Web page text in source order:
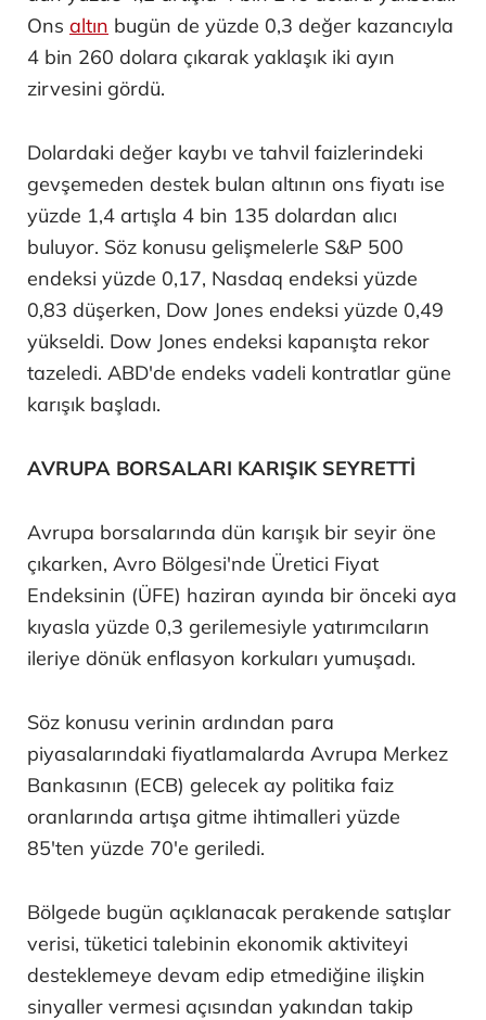
Ons altın bugün de yüzde 0,3 değer kazancıyla
4 bin 260 dolara çıkarak yaklaşık iki ayın
zirvesini gördü.
Dolardaki değer kaybı ve tahvil faizlerindeki
gevşemeden destek bulan altının ons fiyatı ise
yüzde 1,4 artışla 4 bin 135 dolardan alıcı
buluyor. Söz konusu gelişmelerle S&P 500
endeksi yüzde 0,17, Nasdaq endeksi yüzde
0,83 düşerken, Dow Jones endeksi yüzde 0,49
yükseldi. Dow Jones endeksi kapanışta rekor
tazeledi. ABD'de endeks vadeli kontratlar güne
karışık başladı.
AVRUPA BORSALARI KARIŞIK SEYRETTİ
Avrupa borsalarında dün karışık bir seyir öne
çıkarken, Avro Bölgesi'nde Üretici Fiyat
Endeksinin (ÜFE) haziran ayında bir önceki aya
kıyasla yüzde 0,3 gerilemesiyle yatırımcıların
ileriye dönük enflasyon korkuları yumuşadı.
Söz konusu verinin ardından para
piyasalarındaki fiyatlamalarda Avrupa Merkez
Bankasının (ECB) gelecek ay politika faiz
oranlarında artışa gitme ihtimalleri yüzde
85'ten yüzde 70'e geriledi.
Bölgede bugün açıklanacak perakende satışlar
verisi, tüketici talebinin ekonomik aktiviteyi
desteklemeye devam edip etmediğine ilişkin
sinyaller vermesi açısından yakından takip